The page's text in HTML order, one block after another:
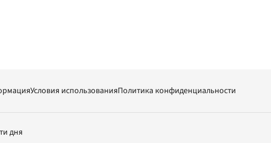
Условия использованияПолитика конфиденциальности
дня